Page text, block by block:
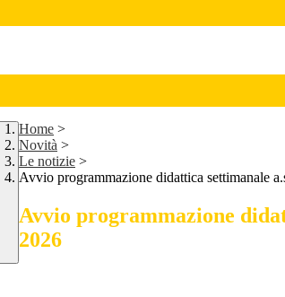
Home >
Novità >
Le notizie >
Avvio programmazione didattica settimanale
Avvio programmazione
2026